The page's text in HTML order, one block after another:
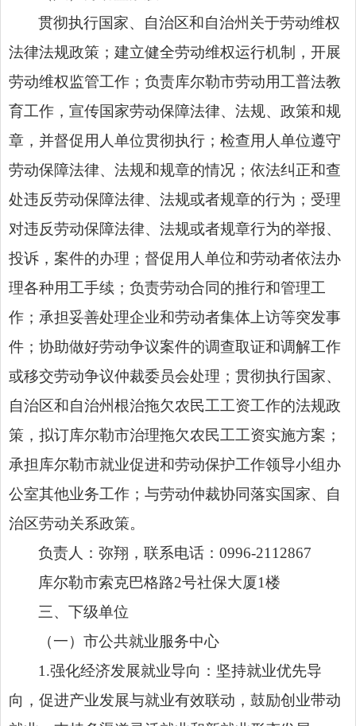
贯彻执行国家、自治区和自治州关于劳动维权
法律法规政策；建立健全劳动维权运行机制，开展
劳动维权监管工作；负责库尔勒市劳动用工普法教
育工作，宣传国家劳动保障法律、法规、政策和规
章，并督促用人单位贯彻执行；检查用人单位遵守
劳动保障法律、法规和规章的情况；依法纠正和查
处违反劳动保障法律、法规或者规章的行为；受理
对违反劳动保障法律、法规或者规章行为的举报、
投诉，案件的办理；督促用人单位和劳动者依法办
理各种用工手续；负责劳动合同的推行和管理工
作；承担妥善处理企业和劳动者集体上访等突发事
件；协助做好劳动争议案件的调查取证和调解工作
或移交劳动争议仲裁委员会处理；贯彻执行国家、
自治区和自治州根治拖欠农民工工资工作的法规政
策， 拟订库尔勒市治理拖欠农民工工资实施方案；
承担库尔勒市就业促进和劳动保护工作领导小组办
公室其他业务工作；与劳动仲裁协同落实国家、自
治区劳动关系政策。
负责人：弥翔 ，联系电话：0996-21 12867
库尔勒市索克巴格路2号社保大厦1楼
三、下级单位
（一）市公共就业服务中心
1.强化经济发展就业导向：坚持就业优先导
向，促进产业发展与就业有效联动，鼓励创业带动